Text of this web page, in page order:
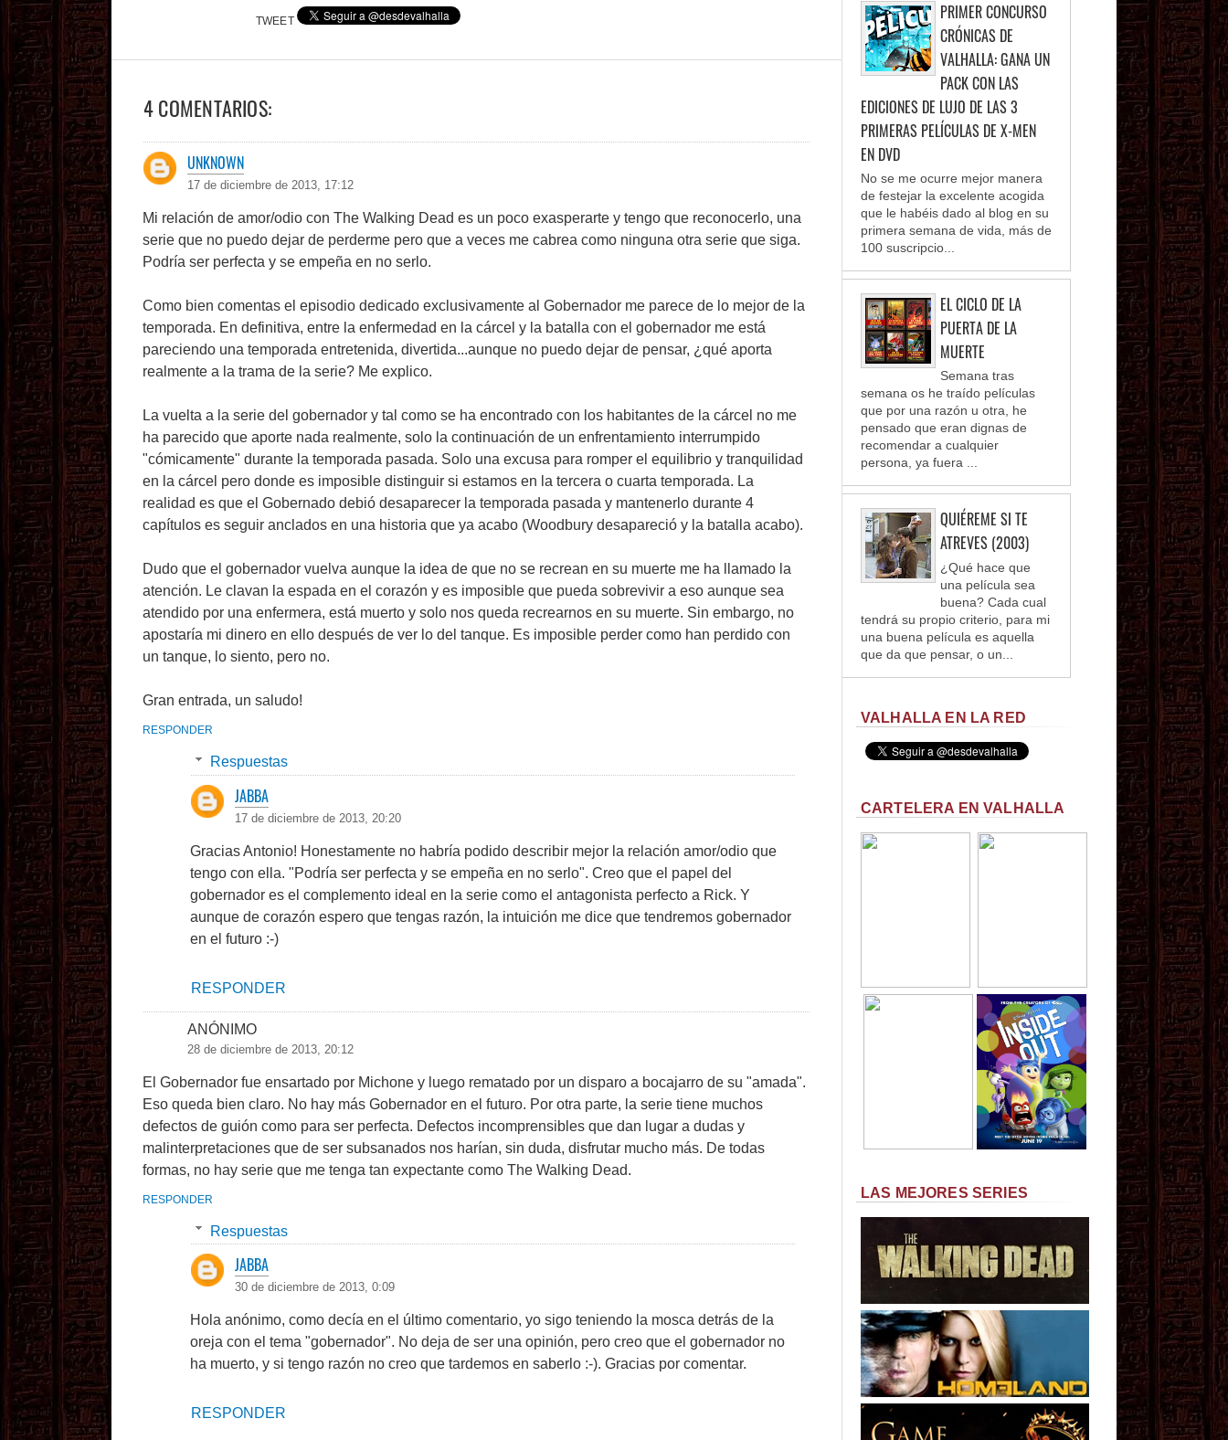
TWEET
4 COMENTARIOS:
UNKNOWN
17 de diciembre de 2013, 17:12
Mi relación de amor/odio con The Walking Dead es un poco exasperarte y tengo que reconocerlo, una
serie que no puedo dejar de perderme pero que a veces me cabrea como ninguna otra serie que siga.
Podría ser perfecta y se empeña en no serlo.
Como bien comentas el episodio dedicado exclusivamente al Gobernador me parece de lo mejor de la
temporada. En definitiva, entre la enfermedad en la cárcel y la batalla con el gobernador me está
pareciendo una temporada entretenida, divertida...aunque no puedo dejar de pensar, ¿qué aporta
realmente a la trama de la serie? Me explico.
La vuelta a la serie del gobernador y tal como se ha encontrado con los habitantes de la cárcel no me
ha parecido que aporte nada realmente, solo la continuación de un enfrentamiento interrumpido
"cómicamente" durante la temporada pasada. Solo una excusa para romper el equilibrio y tranquilidad
en la cárcel pero donde es imposible distinguir si estamos en la tercera o cuarta temporada. La
realidad es que el Gobernado debió desaparecer la temporada pasada y mantenerlo durante 4
capítulos es seguir anclados en una historia que ya acabo (Woodbury desapareció y la batalla acabo).
Dudo que el gobernador vuelva aunque la idea de que no se recrean en su muerte me ha llamado la
atención. Le clavan la espada en el corazón y es imposible que pueda sobrevivir a eso aunque sea
atendido por una enfermera, está muerto y solo nos queda recrearnos en su muerte. Sin embargo, no
apostaría mi dinero en ello después de ver lo del tanque. Es imposible perder como han perdido con
un tanque, lo siento, pero no.
Gran entrada, un saludo!
RESPONDER
Respuestas
JABBA
17 de diciembre de 2013, 20:20
Gracias Antonio! Honestamente no habría podido describir mejor la relación amor/odio que
tengo con ella. "Podría ser perfecta y se empeña en no serlo". Creo que el papel del
gobernador es el complemento ideal en la serie como el antagonista perfecto a Rick. Y
aunque de corazón espero que tengas razón, la intuición me dice que tendremos gobernador
en el futuro :-)
RESPONDER
ANÓNIMO
28 de diciembre de 2013, 20:12
El Gobernador fue ensartado por Michone y luego rematado por un disparo a bocajarro de su "amada".
Eso queda bien claro. No hay más Gobernador en el futuro. Por otra parte, la serie tiene muchos
defectos de guión como para ser perfecta. Defectos incomprensibles que dan lugar a dudas y
malinterpretaciones que de ser subsanados nos harían, sin duda, disfrutar mucho más. De todas
formas, no hay serie que me tenga tan expectante como The Walking Dead.
RESPONDER
Respuestas
JABBA
30 de diciembre de 2013, 0:09
Hola anónimo, como decía en el último comentario, yo sigo teniendo la mosca detrás de la
oreja con el tema "gobernador". No deja de ser una opinión, pero creo que el gobernador no
ha muerto, y si tengo razón no creo que tardemos en saberlo :-). Gracias por comentar.
RESPONDER
PRIMER CONCURSO
CRÓNICAS DE
VALHALLA: GANA UN
PACK CON LAS
EDICIONES DE LUJO DE LAS 3
PRIMERAS PELÍCULAS DE X-MEN
EN DVD
No se me ocurre mejor manera
de festejar la excelente acogida
que le habéis dado al blog en su
primera semana de vida, más de
100 suscripcio...
EL CICLO DE LA
PUERTA DE LA
MUERTE
Semana tras
semana os he traído películas
que por una razón u otra, he
pensado que eran dignas de
recomendar a cualquier
persona, ya fuera ...
QUIÉREME SI TE
ATREVES (2003)
¿Qué hace que
una película sea
buena? Cada cual
tendrá su propio criterio, para mi
una buena película es aquella
que da que pensar, o un...
VALHALLA EN LA RED
CARTELERA EN VALHALLA
LAS MEJORES SERIES